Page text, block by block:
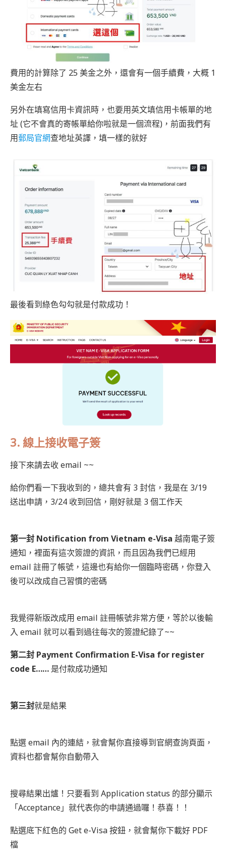
費用的計算除了 25 美金之外，還會有一個手續費，大概 1
美金左右
另外在填寫信用卡資訊時，也要用英文填信用卡帳單的地
址 (它不會真的寄帳單給你啦就是一個流程)，前面我們有
用郵局官網查地址英譯，填一樣的就好
最後看到綠色勾勾就是付款成功！
3. 線上接收電子簽
接下來請去收 email ~~
給你們看一下我收到的，總共會有 3 封信，我是在 3/19
送出申請，3/24 收到回信，剛好就是 3 個工作天
第一封 Notification from Vietnam e-Visa 越南電子簽
通知，裡面有這次簽證的資訊，而且因為我們已經用
email 註冊了帳號，這邊也有給你一個臨時密碼，你登入
後可以改成自己習慣的密碼
我覺得新版改成用 email 註冊帳號非常方便，等於以後輸
入 email 就可以看到過往每次的簽證紀錄了~~
第二封 Payment Confirmation E-Visa for register
code E…… 是付款成功通知
第三封就是結果
點選 email 內的連結，就會幫你直接導到官網查詢頁面，
資料也都會幫你自動帶入
搜尋結果出爐！只要看到 Application status 的部分顯示
「Acceptance」就代表你的申請通過囉！恭喜！！
點選底下紅色的 Get e-Visa 按鈕，就會幫你下載好 PDF
檔